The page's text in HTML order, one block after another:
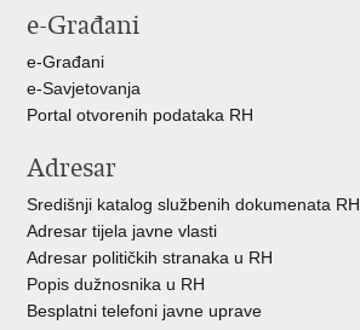
Facebooku
X-
e-Građani
e-Građani
e-Savjetovanja
Portal otvorenih podataka RH
Adresar
Središnji katalog službenih dokumenata RH
Adresar tijela javne vlasti
Adresar političkih stranaka u RH
Popis dužnosnika u RH
Besplatni telefoni javne uprave